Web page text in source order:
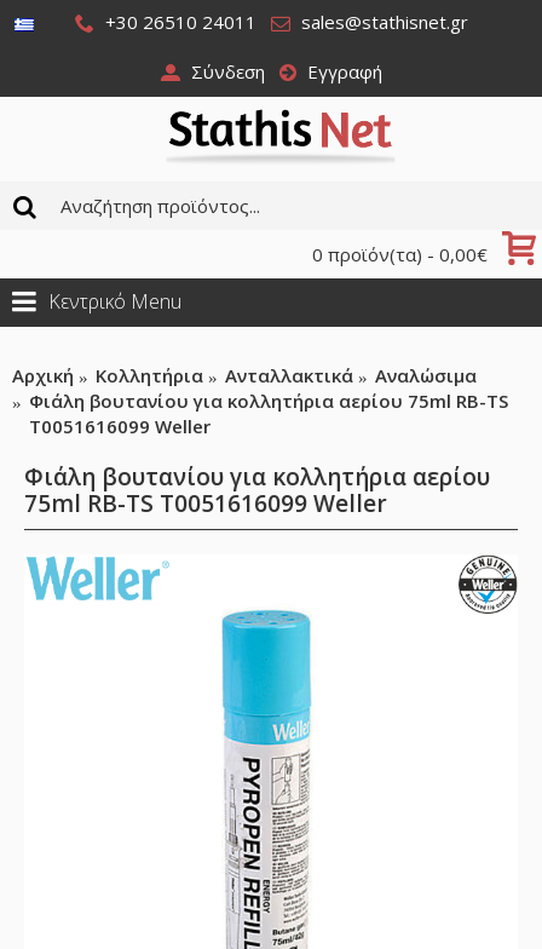
+30 26510 24011 sales@stathisnet.gr
Σύνδεση Εγγραφή
0 προϊόν(τα) - 0,00€
Κεντρικό Menu
Αρχική Κολλητήρια Ανταλλακτικά
Αναλώσιμα
Φιάλη βουτανίου για κολλητήρια αερίου 75ml RB-TS
T0051616099 Weller
Φιάλη βουτανίου για κολλητήρια αερίου
75ml RB-TS T0051616099 Weller